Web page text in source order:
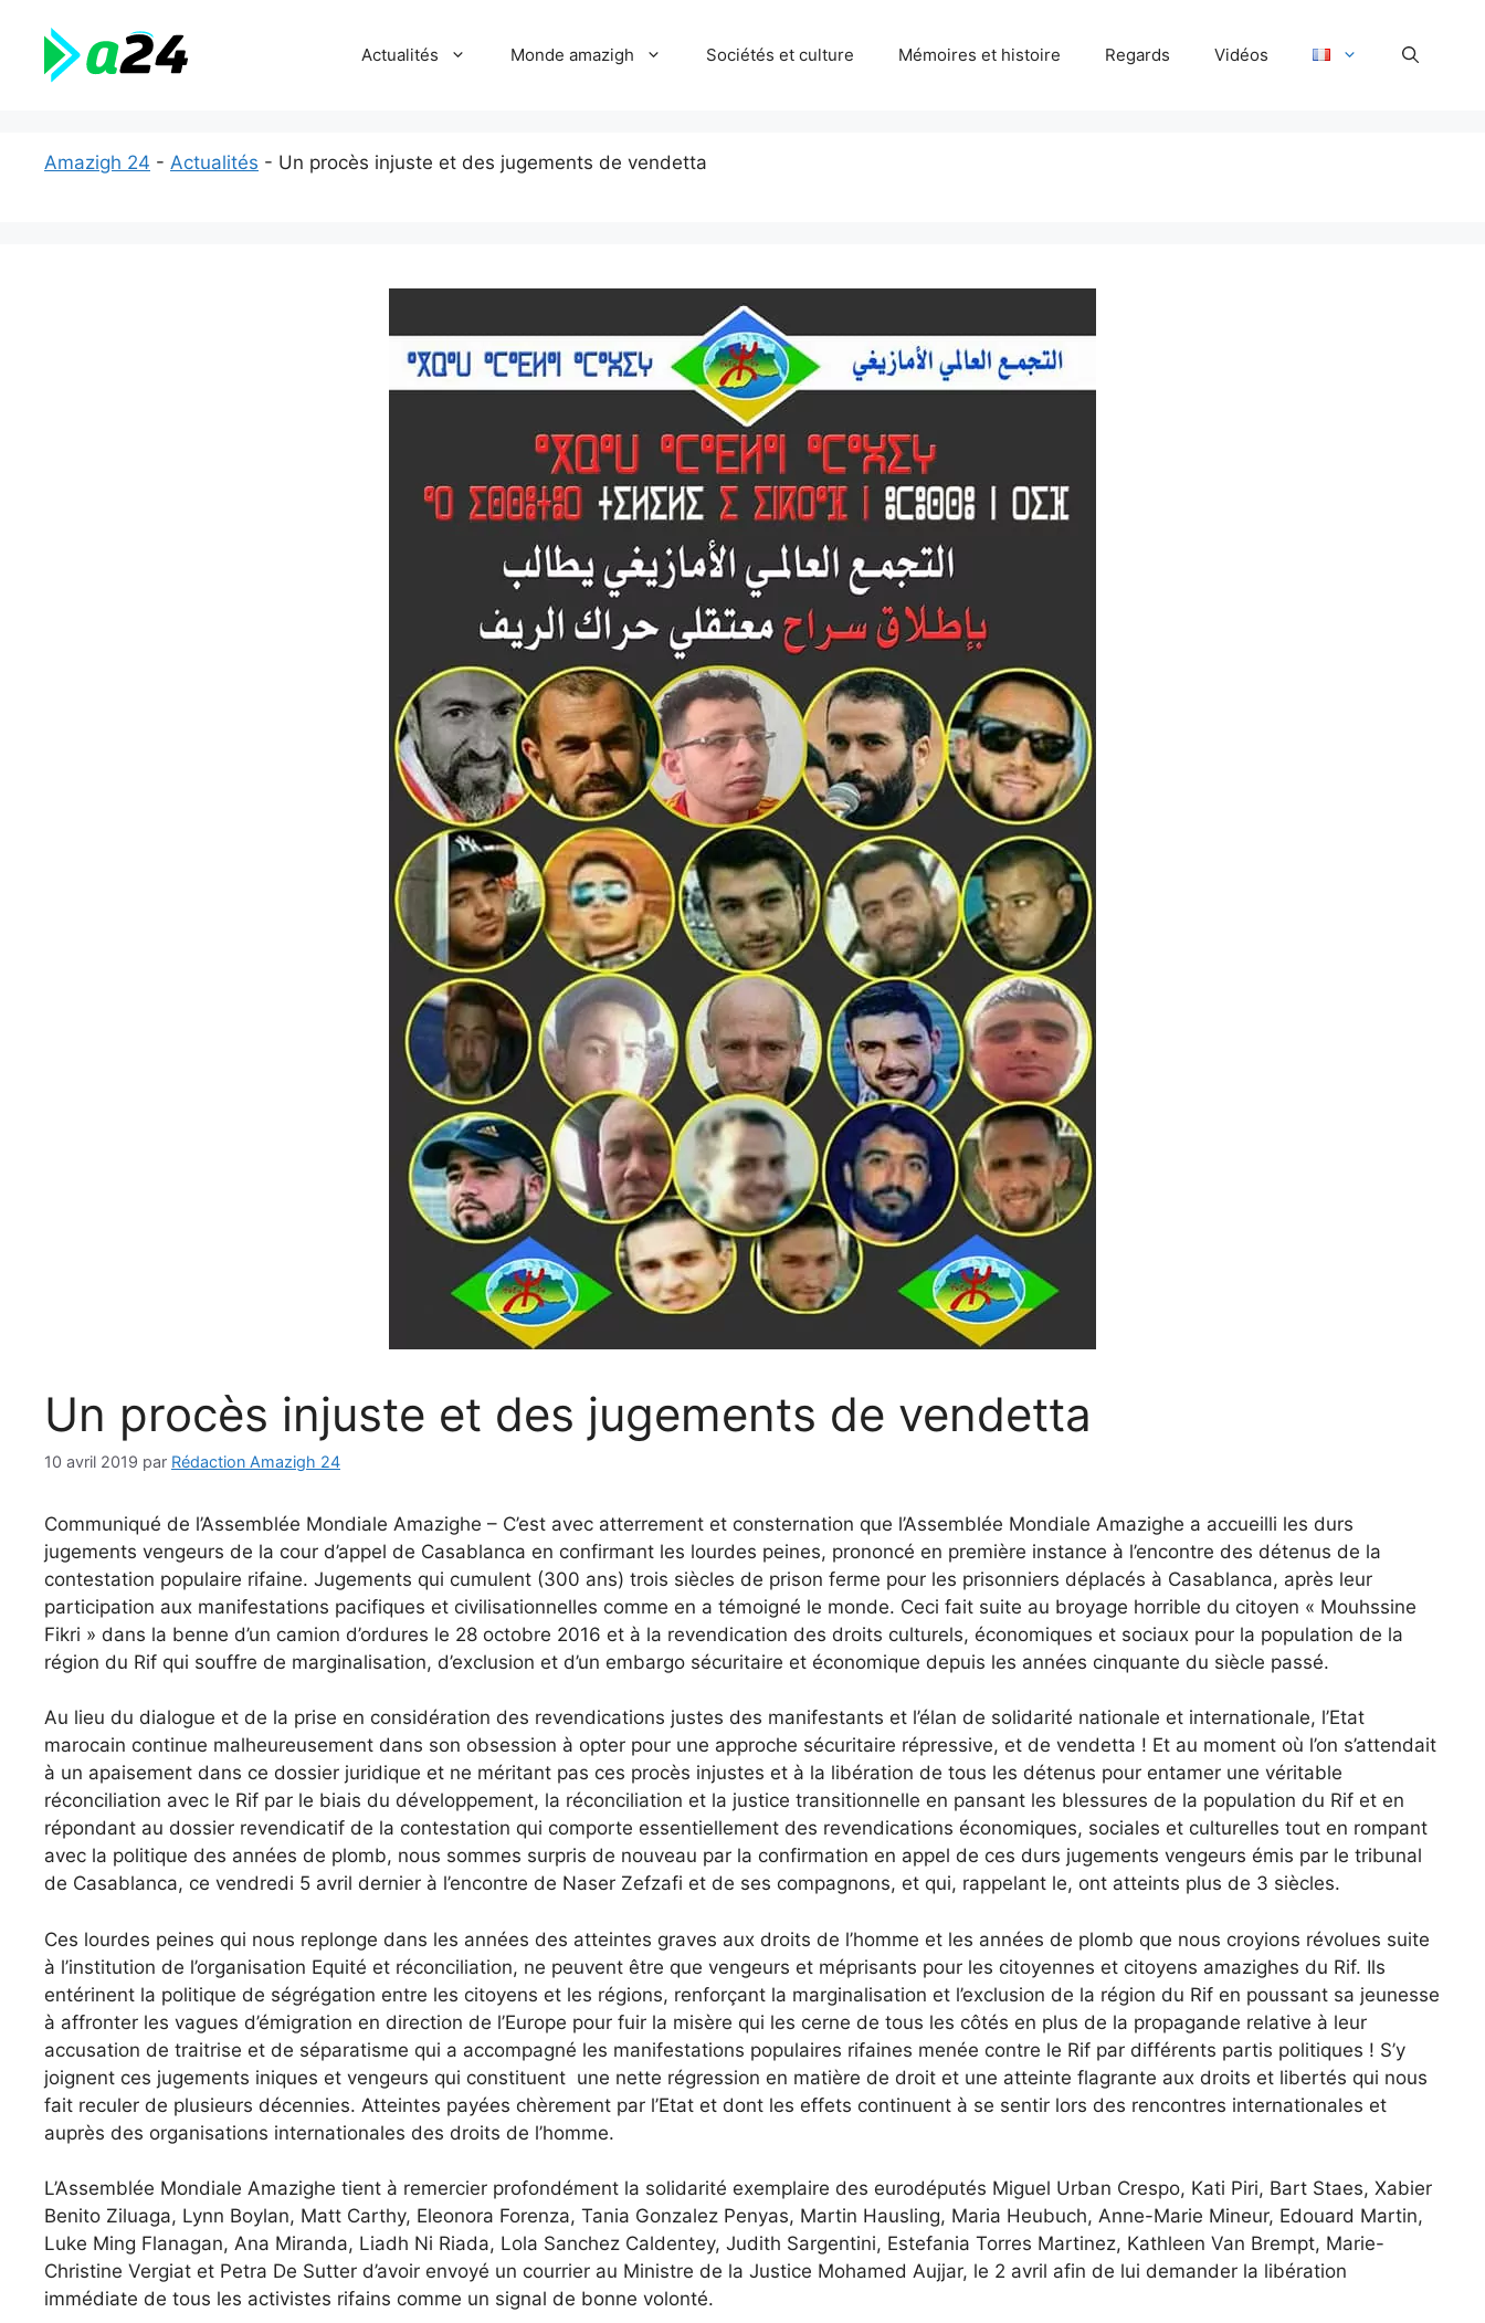
contenu
Actualités Monde amazigh Sociétés et culture Mémoires et histoire Regards Vidéos
Amazigh 24 - Actualités - Un procès injuste et des jugements de vendetta
Un procès injuste et des jugements de vendetta
10 avril 2019 par Rédaction Amazigh 24
Communiqué de l’Assemblée Mondiale Amazighe – C’est avec atterrement et consternation que l’Assemblée Mondiale Amazighe a accueilli les durs
jugements vengeurs de la cour d’appel de Casablanca en confirmant les lourdes peines, prononcé en première instance à l’encontre des détenus de la
contestation populaire rifaine. Jugements qui cumulent (300 ans) trois siècles de prison ferme pour les prisonniers déplacés à Casablanca, après leur
participation aux manifestations pacifiques et civilisationnelles comme en a témoigné le monde. Ceci fait suite au broyage horrible du citoyen « Mouhssine
Fikri » dans la benne d’un camion d’ordures le 28 octobre 2016 et à la revendication des droits culturels, économiques et sociaux pour la population de la
région du Rif qui souffre de marginalisation, d’exclusion et d’un embargo sécuritaire et économique depuis les années cinquante du siècle passé.
Au lieu du dialogue et de la prise en considération des revendications justes des manifestants et l’élan de solidarité nationale et internationale, l’Etat
marocain continue malheureusement dans son obsession à opter pour une approche sécuritaire répressive, et de vendetta ! Et au moment où l’on s’attendait
à un apaisement dans ce dossier juridique et ne méritant pas ces procès injustes et à la libération de tous les détenus pour entamer une véritable
réconciliation avec le Rif par le biais du développement, la réconciliation et la justice transitionnelle en pansant les blessures de la population du Rif et en
répondant au dossier revendicatif de la contestation qui comporte essentiellement des revendications économiques, sociales et culturelles tout en rompant
avec la politique des années de plomb, nous sommes surpris de nouveau par la confirmation en appel de ces durs jugements vengeurs émis par le tribunal
de Casablanca, ce vendredi 5 avril dernier à l’encontre de Naser Zefzafi et de ses compagnons, et qui, rappelant le, ont atteints plus de 3 siècles.
Ces lourdes peines qui nous replonge dans les années des atteintes graves aux droits de l’homme et les années de plomb que nous croyions révolues suite
à l’institution de l’organisation Equité et réconciliation, ne peuvent être que vengeurs et méprisants pour les citoyennes et citoyens amazighes du Rif. Ils
entérinent la politique de ségrégation entre les citoyens et les régions, renforçant la marginalisation et l’exclusion de la région du Rif en poussant sa jeunesse
à affronter les vagues d’émigration en direction de l’Europe pour fuir la misère qui les cerne de tous les côtés en plus de la propagande relative à leur
accusation de traitrise et de séparatisme qui a accompagné les manifestations populaires rifaines menée contre le Rif par différents partis politiques ! S’y
joignent ces jugements iniques et vengeurs qui constituent une nette régression en matière de droit et une atteinte flagrante aux droits et libertés qui nous
fait reculer de plusieurs décennies. Atteintes payées chèrement par l’Etat et dont les effets continuent à se sentir lors des rencontres internationales et
auprès des organisations internationales des droits de l’homme.
L’Assemblée Mondiale Amazighe tient à remercier profondément la solidarité exemplaire des eurodéputés Miguel Urban Crespo, Kati Piri, Bart Staes, Xabier
Benito Ziluaga, Lynn Boylan, Matt Carthy, Eleonora Forenza, Tania Gonzalez Penyas, Martin Hausling, Maria Heubuch, Anne-Marie Mineur, Edouard Martin,
Luke Ming Flanagan, Ana Miranda, Liadh Ni Riada, Lola Sanchez Caldentey, Judith Sargentini, Estefania Torres Martinez, Kathleen Van Brempt, Marie-
Christine Vergiat et Petra De Sutter d’avoir envoyé un courrier au Ministre de la Justice Mohamed Aujjar, le 2 avril afin de lui demander la libération
immédiate de tous les activistes rifains comme un signal de bonne volonté.